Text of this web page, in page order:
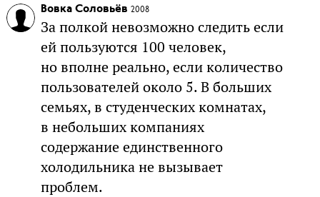
Вовка Соловьёв 2008
За полкой невозможно следить если
ей пользуются 100 человек,
но вполне реально, если количество
пользователей около 5. В больших
семьях, в студенческих комнатах,
в небольших компаниях
содержание единственного
холодильника не вызывает
проблем.